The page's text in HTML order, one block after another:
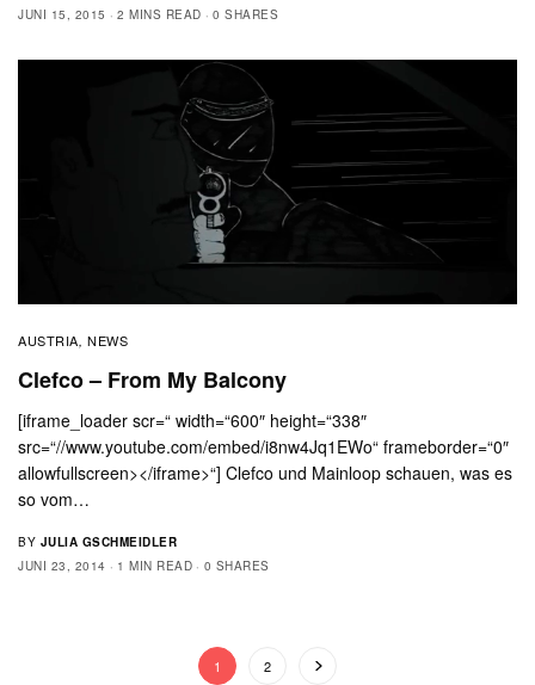
JUNI 15, 2015
2 MINS READ 0 SHARES
AUSTRIA, NEWS
Clefco – From My Balcony
[iframe_loader scr=“ width=“600″ height=“338″
src=“//www.youtube.com/embed/i8nw4Jq1EWo“ frameborder=“0″
allowfullscreen></iframe>“] Clefco und Mainloop schauen, was es
so vom…
BY JULIA GSCHMEIDLER
JUNI 23, 2014
1 MIN READ 0 SHARES
1 2